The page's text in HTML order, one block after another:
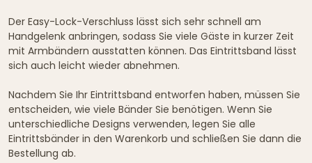
Der Easy-Lock-Verschluss lässt sich sehr schnell am
Handgelenk anbringen, sodass Sie viele Gäste in kurzer Zeit
mit Armbändern ausstatten können. Das Eintrittsband lässt
sich auch leicht wieder abnehmen.
Nachdem Sie Ihr Eintrittsband entworfen haben, müssen Sie
entscheiden, wie viele Bänder Sie benötigen. Wenn Sie
unterschiedliche Designs verwenden, legen Sie alle
Eintrittsbänder in den Warenkorb und schließen Sie dann die
Bestellung ab.